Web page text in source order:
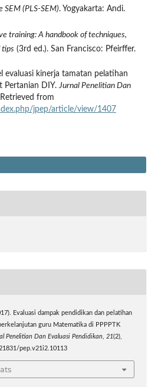
SEM (PLS-SEM). Yogyakarta: Andi.
training: A handbook of techniques,
tips (3rd ed.). San Francisco: Pfeirffer.
evaluasi kinerja tamatan pelatihan
Pertanian DIY.Jurnal Penelitian Dan
from
jpep/article/view/1407
Evaluasi dampak pendidikan dan pelatihan
guru Matematika di PPPPTK
Penelitian Dan Evaluasi Pendidikan, 21(2),
pep.v21i2.10113